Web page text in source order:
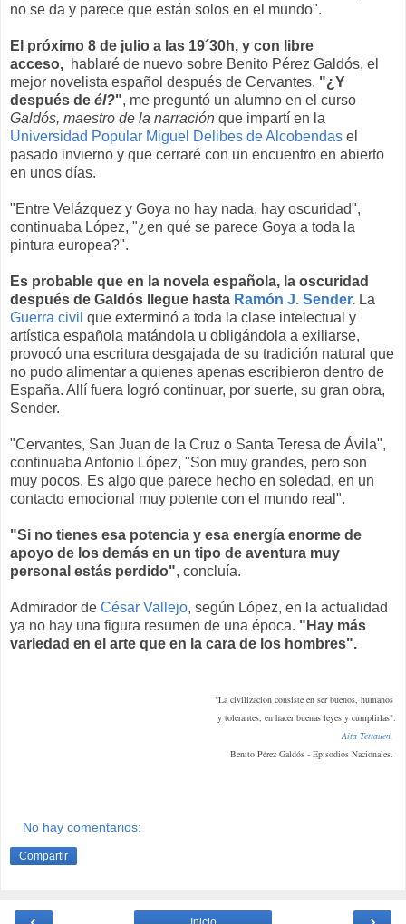
no se da y parece que están solos en el mundo".
El próximo 8 de julio a las 19´30h, y con libre
acceso, hablaré de nuevo sobre Benito Pérez Galdós, el
mejor novelista español después de Cervantes. "¿Y
después de él?", me preguntó un alumno en el curso
Galdós, maestro de la narración que impartí en la
Universidad Popular Miguel Delibes de Alcobendas el
pasado invierno y que cerraré con un encuentro en abierto
en unos días.
"Entre Velázquez y Goya no hay nada, hay oscuridad",
continuaba López, "¿en qué se parece Goya a toda la
pintura europea?".
Es probable que en la novela española, la oscuridad
después de Galdós llegue hasta Ramón J. Sender. La
Guerra civil que exterminó a toda la clase intelectual y
artística española matándola u obligándola a exiliarse,
provocó una escritura desgajada de su tradición natural que
no pudo alimentar a quienes apenas escribieron dentro de
España. Allí fuera logró continuar, por suerte, su gran obra,
Sender.
"Cervantes, San Juan de la Cruz o Santa Teresa de Ávila",
continuaba Antonio López, "Son muy grandes, pero son
muy pocos. Es algo que parece hecho en soledad, en un
contacto emocional muy potente con el mundo real".
"Si no tienes esa potencia y esa energía enorme de
apoyo de los demás en un tipo de aventura muy
personal estás perdido", concluía.
Admirador de César Vallejo, según López, en la actualidad
ya no hay una figura resumen de una época. "Hay más
variedad en el arte que en la cara de los hombres".
"La civilización consiste en ser buenos, humanos
y tolerantes, en hacer buenas leyes y cumplirlas".
Aita Tettauen,
Benito Pérez Galdós - Episodios Nacionales.
No hay comentarios:
Compartir